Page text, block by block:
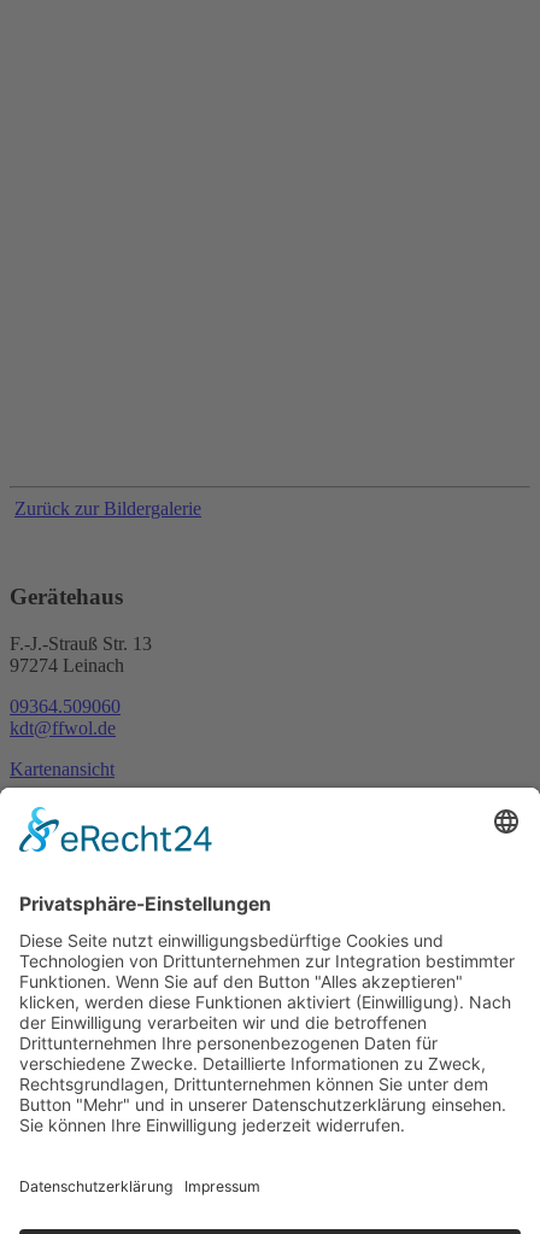
Zurück zur Bildergalerie
Gerätehaus
F.-J.-Strauß Str. 13
97274 Leinach
09364.509060
kdt@ffwol.de
Kartenansicht
Im Notfall
Kontakt
Goldstraße 41
97274 Leinach
09364.8080-20
info@ff-oberleinach.de
Kontakt
Login